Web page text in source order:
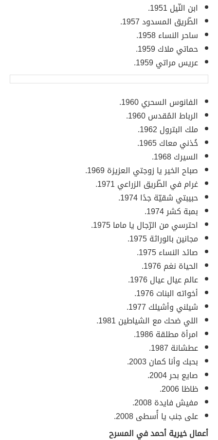
ابن النّيل 1951.
الطّريق المسدود 1957.
ساحر النساء 1958.
حماتي ملاك 1959.
عريس مراتي 1959.
الفانوس السحري 1960.
الرباط المُقدس 1960.
ملك البترول 1962.
خُذني معاك 1965.
السيرك 1968.
صباح الخير يا زوجتي العزيزة 1969.
غرام في الطّريق الزراعي 1971.
حبيبتي شقيّة جدًا 1974.
بمبة كشر 1974.
احترسي من الرّجال يا ماما 1975.
مجانين بالوراثة 1975.
صائد النساء 1975.
الحياة نغم 1976.
عالم عيال عيال 1976.
أخواته البنات 1976.
شيلني وأشيلك 1977.
اللي ضحك مع الشياطين 1981.
امرأة مطلقة 1986.
عطشانة 1987.
بحبك وأنا كمان 2003.
صايع بحر 2004.
ظاظا 2006.
مفيش فايدة 2008.
على جنب يا أُسطى 2008.
أعمال خيرية أحمد في المسرح